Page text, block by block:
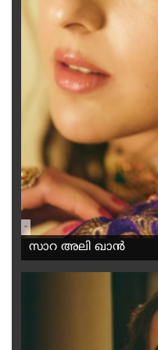
-
സാറ അലി ഖാൻ